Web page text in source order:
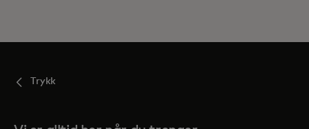
Trykk